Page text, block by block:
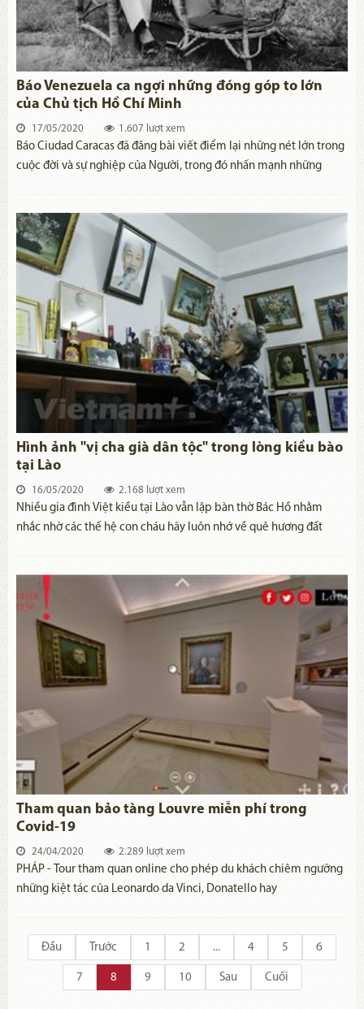
Báo Venezuela ca ngợi những đóng góp to lớn
của Chủ tịch Hồ Chí Minh
17/05/2020 1.607 lượt xem
​Báo Ciudad Caracas đã đăng bài viết điểm lại những nét lớn trong
cuộc đời và sự nghiệp của Người, trong đó nhấn mạnh những
Hình ảnh "vị cha già dân tộc" trong lòng kiều bào
tại Lào
16/05/2020 2.168 lượt xem
​Nhiều gia đình Việt kiều tại Lào vẫn lập bàn thờ Bác Hồ nhằm
nhắc nhờ các thế hệ con cháu hãy luôn nhớ về quê hương đất
Tham quan bảo tàng Louvre miễn phí trong
Covid-19
24/04/2020 2.289 lượt xem
PHÁP - Tour tham quan online cho phép du khách chiêm ngưỡng
những kiệt tác của Leonardo da Vinci, Donatello hay
Đầu Trước 1 2 ... 4 5 6
7 8 9 10 Sau Cuối